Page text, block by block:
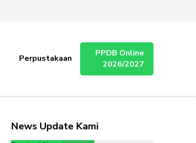
Perpustakaan
PPDB Online
2026/2027
News Update Kami